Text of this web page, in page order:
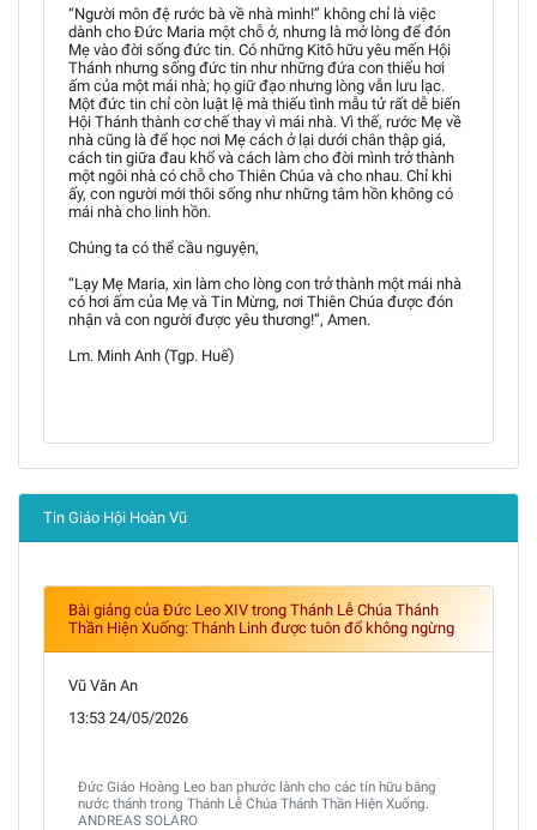
“Người môn đệ rước bà về nhà mình!” không chỉ là việc
dành cho Đức Maria một chỗ ở, nhưng là mở lòng để đón
Mẹ vào đời sống đức tin. Có những Kitô hữu yêu mến Hội
Thánh nhưng sống đức tin như những đứa con thiếu hơi
ấm của một mái nhà; họ giữ đạo nhưng lòng vẫn lưu lạc.
Một đức tin chỉ còn luật lệ mà thiếu tình mẫu tử rất dễ biến
Hội Thánh thành cơ chế thay vì mái nhà. Vì thế, rước Mẹ về
nhà cũng là để học nơi Mẹ cách ở lại dưới chân thập giá,
cách tin giữa đau khổ và cách làm cho đời mình trở thành
một ngôi nhà có chỗ cho Thiên Chúa và cho nhau. Chỉ khi
ấy, con người mới thôi sống như những tâm hồn không có
mái nhà cho linh hồn.
Chúng ta có thể cầu nguyện,
“Lạy Mẹ Maria, xin làm cho lòng con trở thành một mái nhà
có hơi ấm của Mẹ và Tin Mừng, nơi Thiên Chúa được đón
nhận và con người được yêu thương!”, Amen.
Lm. Minh Anh (Tgp. Huế)
Tin Giáo Hội Hoàn Vũ
Bài giảng của Đức Leo XIV trong Thánh Lễ Chúa Thánh
Thần Hiện Xuống: Thánh Linh được tuôn đổ không ngừng
Vũ Văn An
13:53 24/05/2026
Đức Giáo Hoàng Leo ban phước lành cho các tín hữu bằng
nước thánh trong Thánh Lễ Chúa Thánh Thần Hiện Xuống.
ANDREAS SOLARO